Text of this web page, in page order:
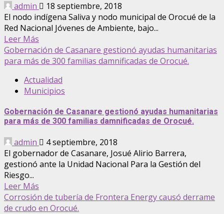
admin
18 septiembre, 2018
El nodo indígena Saliva y nodo municipal de Orocué de la
Red Nacional Jóvenes de Ambiente, bajo...
Leer Más
Gobernación de Casanare gestionó ayudas humanitarias
para más de 300 familias damnificadas de Orocué.
Actualidad
Municipios
Gobernación de Casanare gestionó ayudas humanitarias
para más de 300 familias damnificadas de Orocué.
admin
4 septiembre, 2018
El gobernador de Casanare, Josué Alirio Barrera,
gestionó ante la Unidad Nacional Para la Gestión del
Riesgo...
Leer Más
Corrosión de tubería de Frontera Energy causó derrame
de crudo en Orocué.